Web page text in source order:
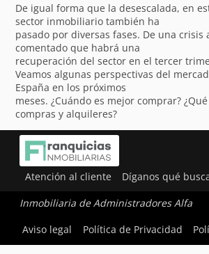
De igual forma que la desescalada, en
sector inmobiliario también ha
pasado por diversas fases. De una crisis
comentado que habrá una
recuperación del sector en el tercer
Veamos algunas perspectivas del
España en los próximos
meses. ¿Cuándo es mejor comprar?
compras y alquileres?
Atención al cliente Díganos qué
Inmobiliaria de Administradores Alfa
Aviso legal
Política de Privacidad